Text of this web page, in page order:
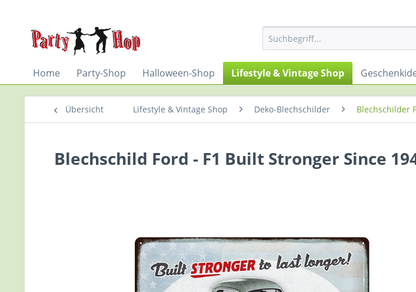
Home Party-Shop Halloween-Shop Lifestyle & Vintage Shop
Übersicht Lifestyle & Vintage Shop Deko-Blechschilder Blechschilder
Blechschild Ford - F1 Built Stronger Since